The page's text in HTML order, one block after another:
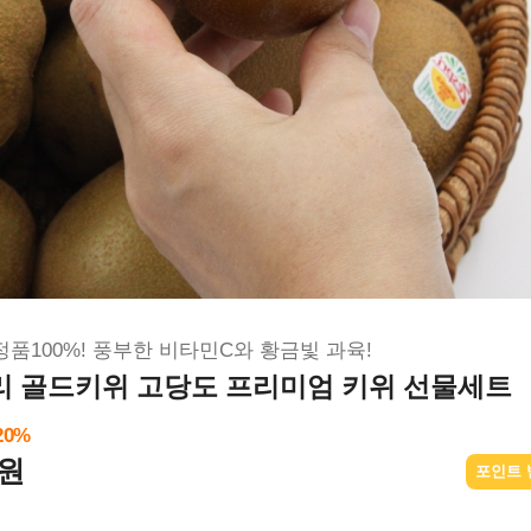
품100%! 풍부한 비타민C와 황금빛 과육!
골드키위 고당도 프리미엄 키위 선물세트
%
포인트